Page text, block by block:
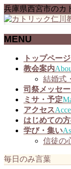
兵庫県西宮市のカ
MENU
トップページ
教会案内
結婚式
司祭メッセ
ミサ・予定
アクセス
はじめての
学び・集い
信徒の
毎日のみ言葉